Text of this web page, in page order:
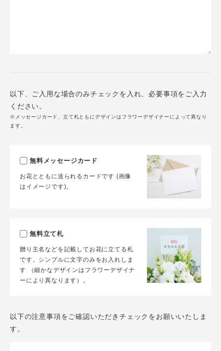
以下、ご入用な場合のみチェックを入れ、必要事項をご入力
ください。
※メッセージカード、立て札ともにデザインはフラワーデザイナーによって異なり
ます。
無料メッセージカード
お花とともに送られるカードです (画像
はイメージです)。
無料立て札
贈り主名などを記載してお花に立てる札
です。シンプルに文字のみをお入れしま
す （細かなデザインはフラワーデザイナ
ーにより異なります）。
以下の注意事項をご確認いただきチェックをお願いいたしま
す。